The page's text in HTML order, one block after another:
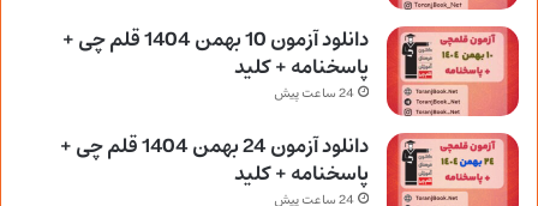
دانلود آزمون 10 بهمن 1404 قلم چی +
پاسخنامه + کلید
24 ساعت پیش
دانلود آزمون 24 بهمن 1404 قلم چی +
پاسخنامه + کلید
24 ساعت پیش